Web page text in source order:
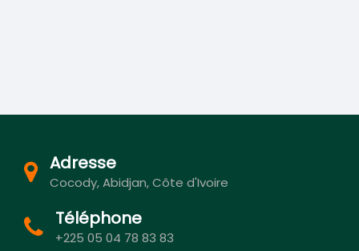
Adresse
Cocody, Abidjan, Côte d'Ivoire
Téléphone
+225 05 04 78 83 83